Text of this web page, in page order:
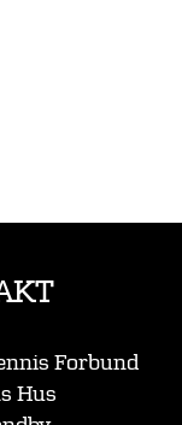
Forbund
Hus